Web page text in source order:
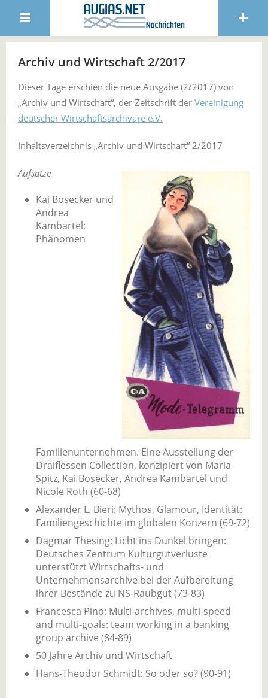
Archiv und Wirtschaft 2/2017
Dieser Tage erschien die neue Ausgabe (2/2017) von
„Archiv und Wirtschaft“, der Zeitschrift der Vereinigung
deutscher Wirtschaftsarchivare e.V.
Inhaltsverzeichnis „Archiv und Wirtschaft“ 2/2017
Aufsätze
Kai Bosecker und
Andrea
Kambartel:
Phänomen
Familienunternehmen. Eine Ausstellung der
Draiflessen Collection, konzipiert von Maria
Spitz, Kai Bosecker, Andrea Kambartel und
Nicole Roth (60-68)
Alexander L. Bieri: Mythos, Glamour, Identität:
Familiengeschichte im globalen Konzern (69-72)
Dagmar Thesing: Licht ins Dunkel bringen:
Deutsches Zentrum Kulturgutverluste
unterstützt Wirtschafts- und
Unternehmensarchive bei der Aufbereitung
ihrer Bestände zu NS-Raubgut (73-83)
Francesca Pino: Multi-archives, multi-speed
and multi-goals: team working in a banking
group archive (84-89)
50 Jahre Archiv und Wirtschaft
Hans-Theodor Schmidt: So oder so? (90-91)